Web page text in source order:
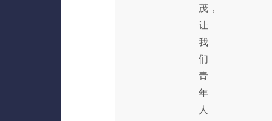
茂，
让
我
们
青
年
人